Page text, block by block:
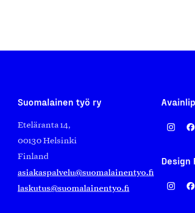
Suomalainen työ ry
Eteläranta 14,
00130 Helsinki
Finland
asiakaspalvelu@suomalainentyo.fi
laskutus@suomalainentyo.fi
Design